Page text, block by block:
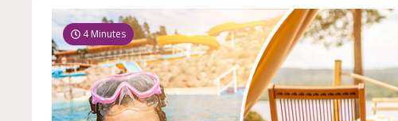
4 Minutes